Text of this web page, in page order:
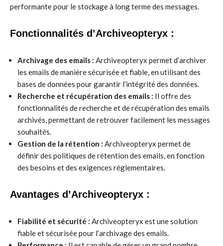
performante pour le stockage à long terme des messages.
Fonctionnalités d’Archiveopteryx :
Archivage des emails : Archiveopteryx permet d’archiver
les emails de manière sécurisée et fiable, en utilisant des
bases de données pour garantir l’intégrité des données.
Recherche et récupération des emails : Il offre des
fonctionnalités de recherche et de récupération des emails
archivés, permettant de retrouver facilement les messages
souhaités.
Gestion de la rétention : Archiveopteryx permet de
définir des politiques de rétention des emails, en fonction
des besoins et des exigences réglementaires.
Avantages d’Archiveopteryx :
Fiabilité et sécurité : Archiveopteryx est une solution
fiable et sécurisée pour l’archivage des emails.